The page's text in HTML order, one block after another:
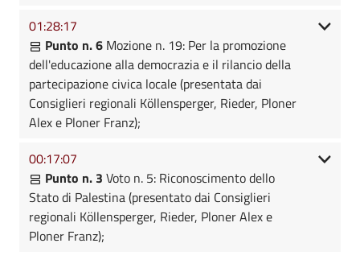
01:28:17
Punto n. 6 Mozione n. 19: Per la promozione
dell'educazione alla democrazia e il rilancio della
partecipazione civica locale (presentata dai
Consiglieri regionali Köllensperger, Rieder, Ploner
Alex e Ploner Franz);
00:17:07
Punto n. 3 Voto n. 5: Riconoscimento dello
Stato di Palestina (presentato dai Consiglieri
regionali Köllensperger, Rieder, Ploner Alex e
Ploner Franz);